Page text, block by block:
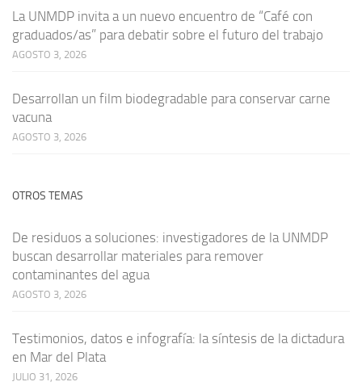
La UNMDP invita a un nuevo encuentro de “Café con
graduados/as” para debatir sobre el futuro del trabajo
AGOSTO 3, 2026
Desarrollan un film biodegradable para conservar carne
vacuna
AGOSTO 3, 2026
OTROS TEMAS
De residuos a soluciones: investigadores de la UNMDP
buscan desarrollar materiales para remover
contaminantes del agua
AGOSTO 3, 2026
Testimonios, datos e infografía: la síntesis de la dictadura
en Mar del Plata
JULIO 31, 2026